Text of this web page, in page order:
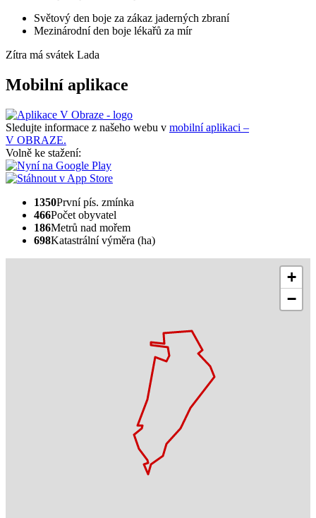
Světový den boje za zákaz jaderných zbraní
Mezinárodní den boje lékařů za mír
Zítra má svátek Lada
Mobilní aplikace
Sledujte informace z našeho webu v mobilní aplikaci –
V OBRAZE.
Volně ke stažení:
1350První pís. zmínka
466Počet obyvatel
186Metrů nad mořem
698Katastrální výměra (ha)
+
−